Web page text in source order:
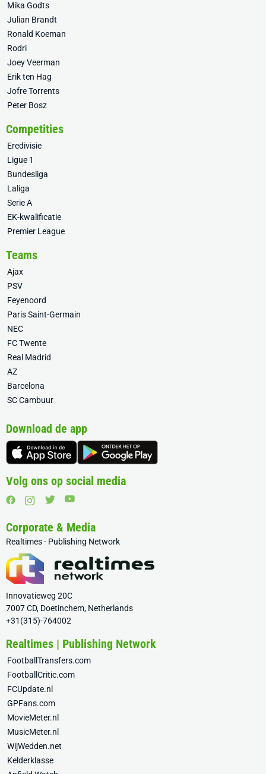
Mika Godts
Julian Brandt
Ronald Koeman
Rodri
Joey Veerman
Erik ten Hag
Jofre Torrents
Peter Bosz
Competities
Eredivisie
Ligue 1
Bundesliga
Laliga
Serie A
EK-kwalificatie
Premier League
Teams
Ajax
PSV
Feyenoord
Paris Saint-Germain
NEC
FC Twente
Real Madrid
AZ
Barcelona
SC Cambuur
Download de app
Volg ons op social media
Corporate & Media
Realtimes - Publishing Network
Innovatieweg 20C
7007 CD, Doetinchem, Netherlands
+31(315)-764002
Realtimes | Publishing Network
FootballTransfers.com
FootballCritic.com
FCUpdate.nl
GPFans.com
MovieMeter.nl
MusicMeter.nl
WijWedden.net
Kelderklasse